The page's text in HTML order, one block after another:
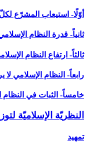
أوّلًا- استيعاب المشرّع
ثانياً- قدرة النظام
ثالثاً- ارتفاع النظام
رابعاً- النظام الإسلامي لا
خامساً- الثبات في النظام
النظريّة الإسلاميّة
تمهيد